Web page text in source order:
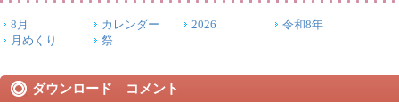
8月 カレンダー 2026
令和8年
月めくり
祭
ダウンロード コメント